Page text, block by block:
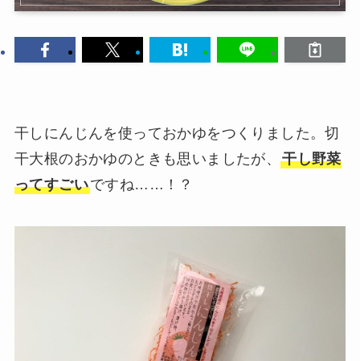
干しにんじんを使っておかゆをつくりました。切
干大根のおかゆのときも思いましたが、干し野菜
ってすごいですね……！？